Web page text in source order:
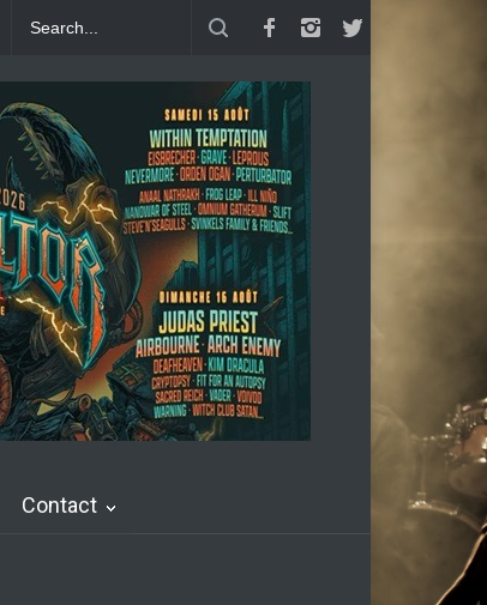
Welcome To Life Girish and The Chronicles :
Contact